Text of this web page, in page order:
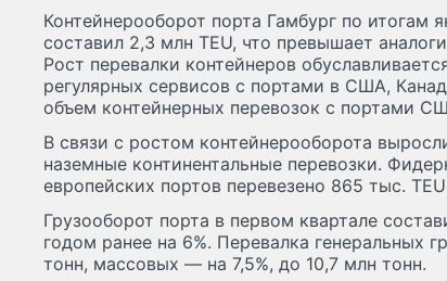
Контейнерооборот порта Гамбург по итогам
составил 2,3 млн TEU, что превышает
Рост перевалки контейнеров
регулярных сервисов с портами в США,
объем контейнерных перевозок с портами
В связи с ростом контейнерооборота
наземные континентальные перевозки.
европейских портов перевезено 865 тыс.
Грузооборот порта в первом квартале
годом ранее на 6%. Перевалка генеральных
тонн, массовых — на 7,5%, до 10,7 млн тонн.